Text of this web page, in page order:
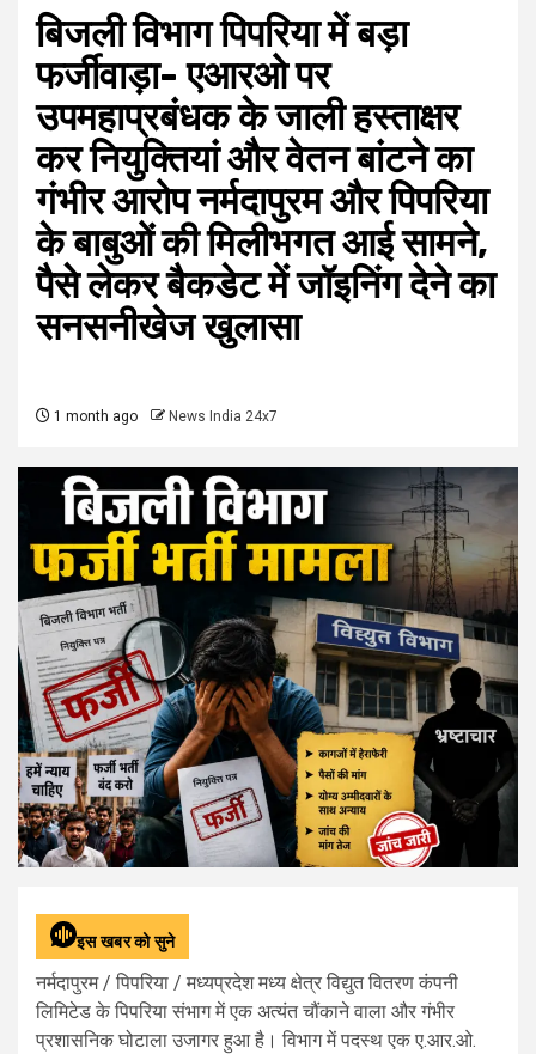
बिजली विभाग पिपरिया में बड़ा
फर्जीवाड़ा- एआरओ पर
उपमहाप्रबंधक के जाली हस्ताक्षर
कर नियुक्तियां और वेतन बांटने का
गंभीर आरोप नर्मदापुरम और पिपरिया
के बाबुओं की मिलीभगत आई सामने,
पैसे लेकर बैकडेट में जॉइनिंग देने का
सनसनीखेज खुलासा
1 month ago News India 24x7
इस खबर को सुने
नर्मदापुरम / पिपरिया / मध्यप्रदेश मध्य क्षेत्र विद्युत वितरण कंपनी
लिमिटेड के पिपरिया संभाग में एक अत्यंत चौंकाने वाला और गंभीर
प्रशासनिक घोटाला उजागर हुआ है। विभाग में पदस्थ एक ए.आर.ओ.